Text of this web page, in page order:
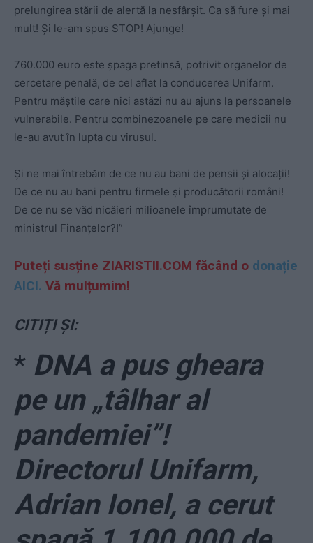
prelungirea stării de alertă la nesfârșit. Ca să fure și mai
mult! Și le-am spus STOP! Ajunge!
760.000 euro este șpaga pretinsă, potrivit organelor de
cercetare penală, de cel aflat la conducerea Unifarm.
Pentru măștile care nici astăzi nu au ajuns la persoanele
vulnerabile. Pentru combinezoanele pe care medicii nu
le-au avut în lupta cu virusul.
Și ne mai întrebăm de ce nu au bani de pensii și alocații!
De ce nu au bani pentru firmele și producătorii români!
De ce nu se văd nicăieri milioanele împrumutate de
ministrul Finanțelor?!”
Puteți susține ZIARISTII.COM făcând o donație
AICI. Vă mulțumim!
CITIȚI ȘI:
* DNA a pus gheara
pe un „tâlhar al
pandemiei”!
Directorul Unifarm,
Adrian Ionel, a cerut